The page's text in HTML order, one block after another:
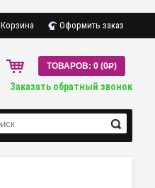
Корзина Оформить заказ
ТОВАРОВ: 0 (0R)
Заказать обратный звонок